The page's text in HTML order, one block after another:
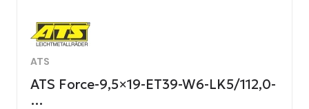
ATS
ATS Force-9,5×19-ET39-W6-LK5/112,0-
…